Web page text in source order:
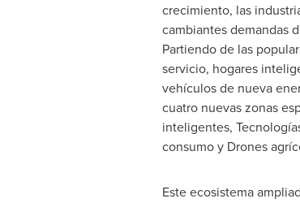
crecimiento, las
cambiantes demandas
Partiendo de las
servicio, hogares
vehículos de nueva
cuatro nuevas zonas
inteligentes,
consumo y Drones
Este ecosistema